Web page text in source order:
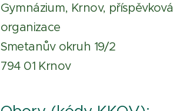
Gymnázium, Krnov, příspěvková
organizace
Smetanův okruh 19/2
794 01 Krnov